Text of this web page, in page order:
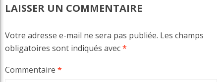
LAISSER UN COMMENTAIRE
Votre adresse e-mail ne sera pas publiée. Les champs
obligatoires sont indiqués avec*
Commentaire *